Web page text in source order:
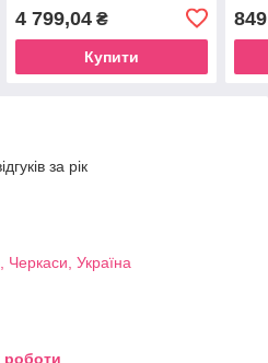
4 799,04₴
Купити
849
за рік
Україна
роботи